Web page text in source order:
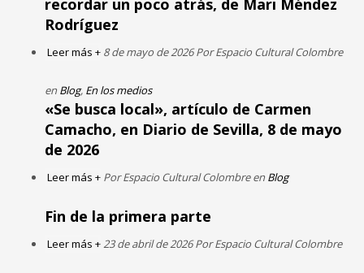
Rodríguez
Leer más + 8 de mayo de 2026 Por Espacio Cultural Colombre
en Blog, En los medios
«Se busca local», artículo de Carmen
Camacho, en Diario de Sevilla, 8 de mayo
de 2026
Leer más + Por Espacio Cultural Colombre en Blog
Fin de la primera parte
Leer más + 23 de abril de 2026 Por Espacio Cultural Colombre